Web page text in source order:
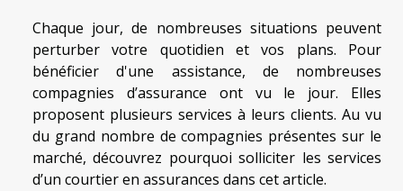
Chaque jour, de nombreuses situations peuvent
perturber votre quotidien et vos plans. Pour
bénéficier d'une assistance, de nombreuses
compagnies d’assurance ont vu le jour. Elles
proposent plusieurs services à leurs clients. Au vu
du grand nombre de compagnies présentes sur le
marché, découvrez pourquoi solliciter les services
d’un courtier en assurances dans cet article.